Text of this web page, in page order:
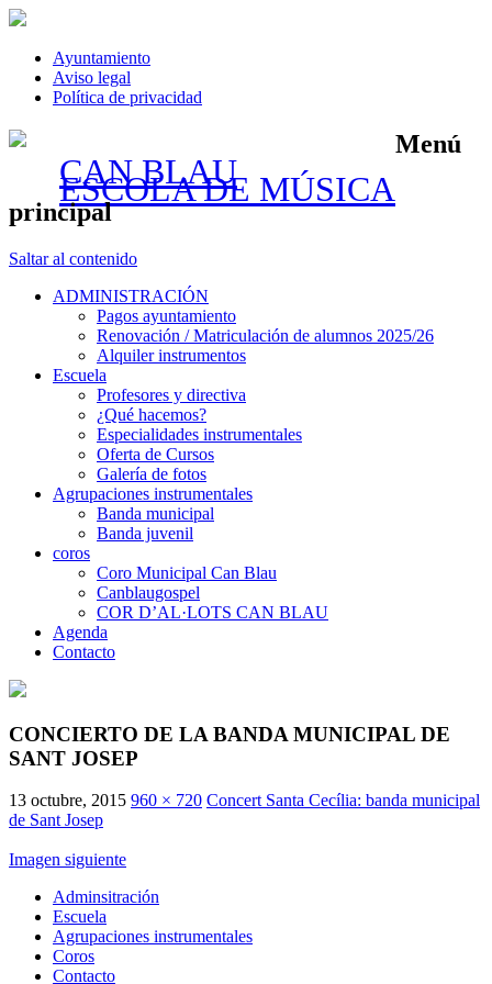
Ayuntamiento
Aviso legal
Política de privacidad
CAN BLAU
ESCOLA DE MÚSICA
Menú
principal
Saltar al contenido
ADMINISTRACIÓN
Pagos ayuntamiento
Renovación / Matriculación de alumnos 2025/26
Alquiler instrumentos
Escuela
Profesores y directiva
¿Qué hacemos?
Especialidades instrumentales
Oferta de Cursos
Galería de fotos
Agrupaciones instrumentales
Banda municipal
Banda juvenil
coros
Coro Municipal Can Blau
Canblaugospel
COR D’AL·LOTS CAN BLAU
Agenda
Contacto
CONCIERTO DE LA BANDA MUNICIPAL DE
SANT JOSEP
13 octubre, 2015 960 × 720 Concert Santa Cecília: banda municipal
de Sant Josep
Imagen siguiente
Adminsitración
Escuela
Agrupaciones instrumentales
Coros
Contacto